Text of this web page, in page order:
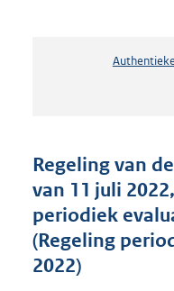
Regeling van
van 11 juli
periodiek
(Regeling
2022)